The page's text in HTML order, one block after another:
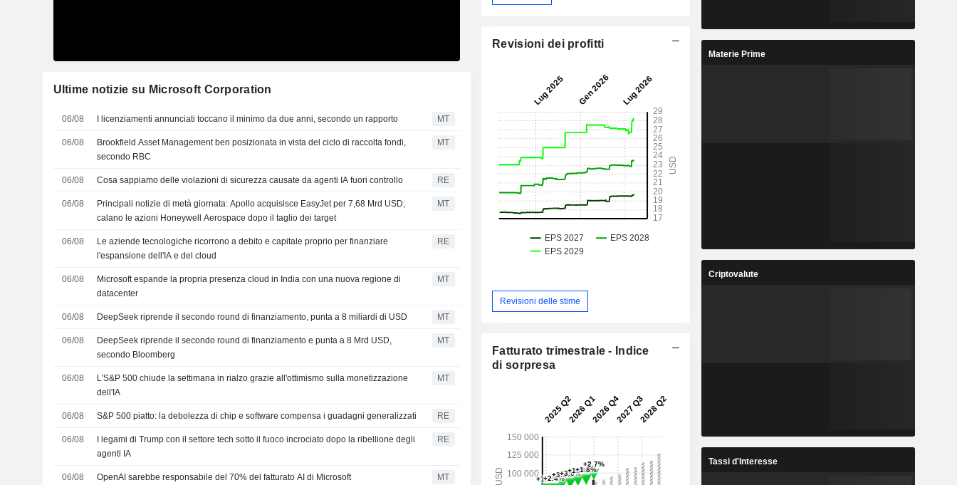
Ultime notizie su Microsoft Corporation
06/08 I licenziamenti annunciati toccano il minimo da due anni, secondo un rapporto MT
06/08
Brookfield Asset Management ben posizionata in vista del ciclo di raccolta fondi,
secondo RBC
MT
06/08 Cosa sappiamo delle violazioni di sicurezza causate da agenti IA fuori controllo RE
06/08
Principali notizie di metà giornata: Apollo acquisisce EasyJet per 7,68 Mrd USD;
calano le azioni Honeywell Aerospace dopo il taglio dei target
MT
06/08
Le aziende tecnologiche ricorrono a debito e capitale proprio per finanziare
l'espansione dell'IA e del cloud
RE
06/08
Microsoft espande la propria presenza cloud in India con una nuova regione di
datacenter
MT
06/08 DeepSeek riprende il secondo round di finanziamento, punta a 8 miliardi di USD MT
06/08
DeepSeek riprende il secondo round di finanziamento e punta a 8 Mrd USD,
secondo Bloomberg
MT
06/08
L'S&P 500 chiude la settimana in rialzo grazie all'ottimismo sulla monetizzazione
dell'IA
MT
06/08 S&P 500 piatto: la debolezza di chip e software compensa i guadagni generalizzati RE
06/08
I legami di Trump con il settore tech sotto il fuoco incrociato dopo la ribellione degli
agenti IA
RE
06/08 OpenAI sarebbe responsabile del 70% del fatturato AI di Microsoft MT
Revisioni dei profitti
Revisioni delle stime
Fatturato trimestrale - Indice
di sorpresa
Materie Prime
Criptovalute
Tassi d'Interesse